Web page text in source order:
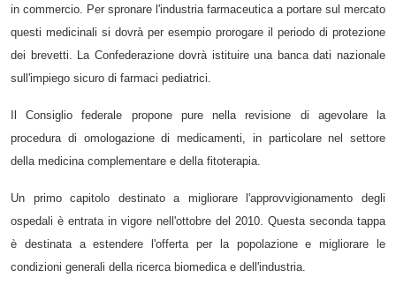
in commercio. Per spronare l'industria farmaceutica a portare sul mercato
questi medicinali si dovrà per esempio prorogare il periodo di protezione
dei brevetti. La Confederazione dovrà istituire una banca dati nazionale
sull'impiego sicuro di farmaci pediatrici.
Il Consiglio federale propone pure nella revisione di agevolare la
procedura di omologazione di medicamenti, in particolare nel settore
della medicina complementare e della fitoterapia.
Un primo capitolo destinato a migliorare l'approvvigionamento degli
ospedali è entrata in vigore nell'ottobre del 2010. Questa seconda tappa
è destinata a estendere l'offerta per la popolazione e migliorare le
condizioni generali della ricerca biomedica e dell'industria.